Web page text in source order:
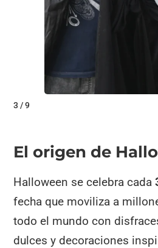
3 / 9
El origen de
Halloween se celebra cada
fecha que moviliza a
todo el mundo con
dulces y decoraciones